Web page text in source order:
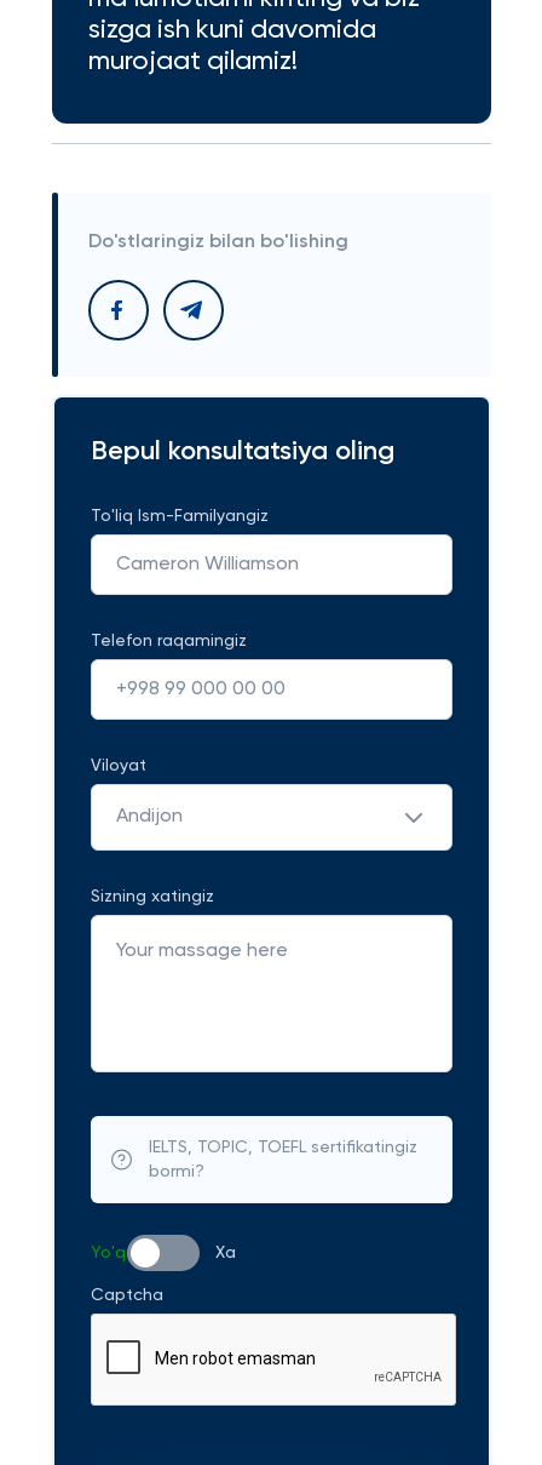
sizga ish kuni davomida
murojaat qilamiz!
Do'stlaringiz bilan bo'lishing
Bepul konsultatsiya oling
To'liq Ism-Familyangiz
Telefon raqamingiz
Viloyat
Andijon
Sizning xatingiz
IELTS, TOPIC, TOEFL sertifikatingiz
bormi?
Yo'q Xa
Captcha